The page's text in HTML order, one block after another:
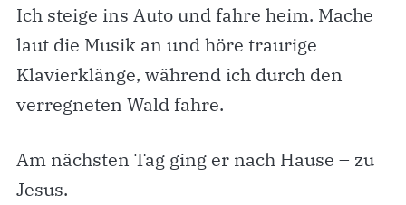
Ich steige ins Auto und fahre heim. Mache
laut die Musik an und höre traurige
Klavierklänge, während ich durch den
verregneten Wald fahre.
Am nächsten Tag ging er nach Hause – zu
Jesus.